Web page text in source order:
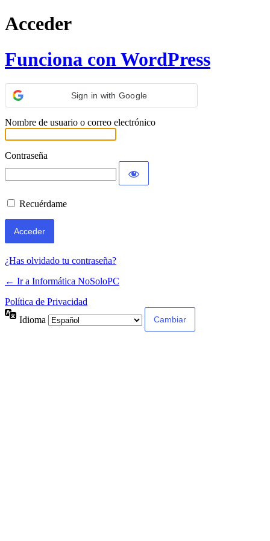
Acceder
Funciona con WordPress
Sign in with Google
Nombre de usuario o correo electrónico
Contraseña
Recuérdame
¿Has olvidado tu contraseña?
← Ir a Informática NoSoloPC
Política de Privacidad
Idioma